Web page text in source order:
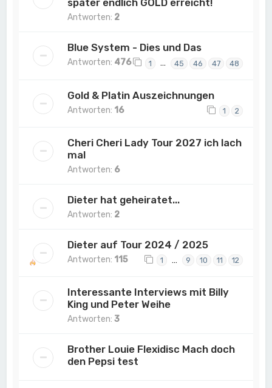
später endlich GOLD erreicht!
Antworten: 2
Blue System - Dies und Das
Antworten: 476 1 … 45 46 47 48
Gold & Platin Auszeichnungen
Antworten: 16 1 2
Cheri Cheri Lady Tour 2027 ich lach
mal
Antworten: 6
Dieter hat geheiratet...
Antworten: 2
Dieter auf Tour 2024 / 2025
Antworten: 115 1 … 9 10 11 12
Interessante Interviews mit Billy
King und Peter Weihe
Antworten:3
Brother Louie Flexidisc Mach doch
den Pepsi test